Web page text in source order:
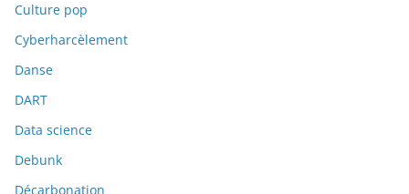
Culture pop
Cyberharcèlement
Danse
DART
Data science
Debunk
Décarbonation